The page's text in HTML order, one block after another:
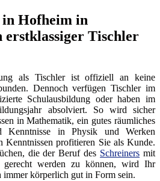
Hofheim in
Tischler
als Tischler ist offiziell an keine
Dennoch verfügen Tischler im
Schulausbildung oder haben im
absolviert. So wird sicher
in Mathematik, ein gutes räumliches
Kenntnisse in Physik und Werken
Kenntnissen profitieren Sie als Kunde.
die der Beruf des Schreiners mit
gerecht werden zu können, wird Ihr
immer körperlich gut in Form sein.